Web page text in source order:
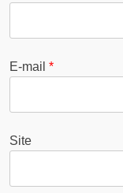
E-mail *
Site